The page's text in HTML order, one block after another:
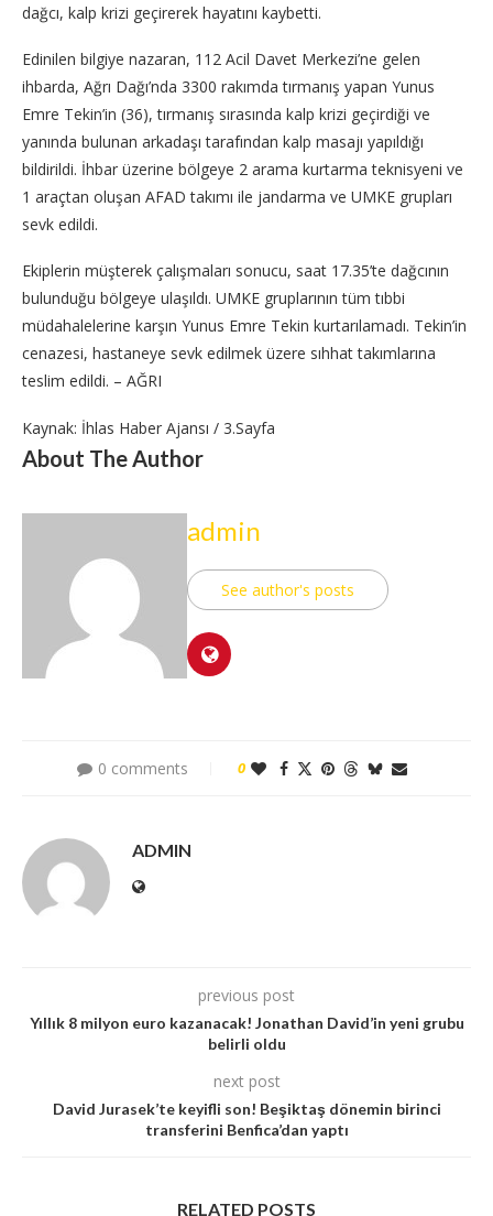
dağcı, kalp krizi geçirerek hayatını kaybetti.
Edinilen bilgiye nazaran, 112 Acil Davet Merkezi’ne gelen
ihbarda, Ağrı Dağı’nda 3300 rakımda tırmanış yapan Yunus
Emre Tekin’in (36), tırmanış sırasında kalp krizi geçirdiği ve
yanında bulunan arkadaşı tarafından kalp masajı yapıldığı
bildirildi. İhbar üzerine bölgeye 2 arama kurtarma teknisyeni ve
1 araçtan oluşan AFAD takımı ile jandarma ve UMKE grupları
sevk edildi.
Ekiplerin müşterek çalışmaları sonucu, saat 17.35’te dağcının
bulunduğu bölgeye ulaşıldı. UMKE gruplarının tüm tıbbi
müdahalelerine karşın Yunus Emre Tekin kurtarılamadı. Tekin’in
cenazesi, hastaneye sevk edilmek üzere sıhhat takımlarına
teslim edildi. – AĞRI
Kaynak: İhlas Haber Ajansı / 3.Sayfa
About The Author
admin
See author's posts
0 comments 0
ADMIN
previous post
Yıllık 8 milyon euro kazanacak! Jonathan David’in yeni grubu
belirli oldu
next post
David Jurasek’te keyifli son! Beşiktaş dönemin birinci
transferini Benfica’dan yaptı
RELATED POSTS